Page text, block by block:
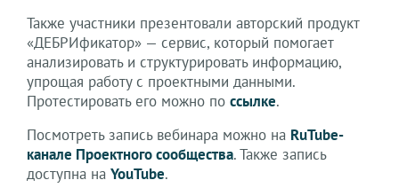
Также участники презентовали авторский продукт
«ДЕБРИфикатор» — сервис, который помогает
анализировать и структурировать информацию,
упрощая работу с проектными данными.
Протестировать его можно по ссылке.
Посмотреть запись вебинара можно на RuTube-
канале Проектного сообщества. Также запись
доступна на YouTube.